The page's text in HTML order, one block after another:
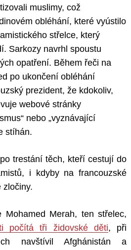
muslimy, což
obléhání, které vyústilo
střelce, který
Sarkozy navrhl spoustu
opatření. Během řeči na
po ukončení obléhání
prezident, že kdokoliv,
webové stránky
nebo „vyznávající
stíhán.
trestání těch, kteří cestují do
i kdyby na francouzské
zločiny.
Mohamed Merah, ten střelec,
počítá tři židovské děti, při
navštívil Afghánistán a